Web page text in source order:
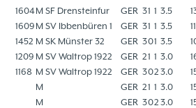
1604M SF Drensteinfur GER 31 1 3.5
1609 M SV Ibbenbüren 1 GER 31 1 3.5
1452 M SK Münster 32 GER 301 3.5
1209 M SV Waltrop 1922 GER 21 1 3.0
1168 M SV Waltrop 1922 GER 302 3.0
M GER 21 1 3.0
M GER 302 3.0